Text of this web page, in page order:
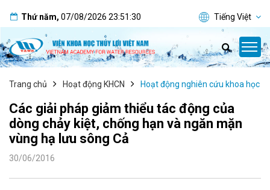
Thứ năm, 07/08/2026 23:51:31 Tiếng Việt
Trang chủ Hoạt động KHCN Hoạt động nghiên cứu khoa học
Các giải pháp giảm thiểu tác động của
dòng chảy kiệt, chống hạn và ngăn mặn
vùng hạ lưu sông Cả
30/06/2016